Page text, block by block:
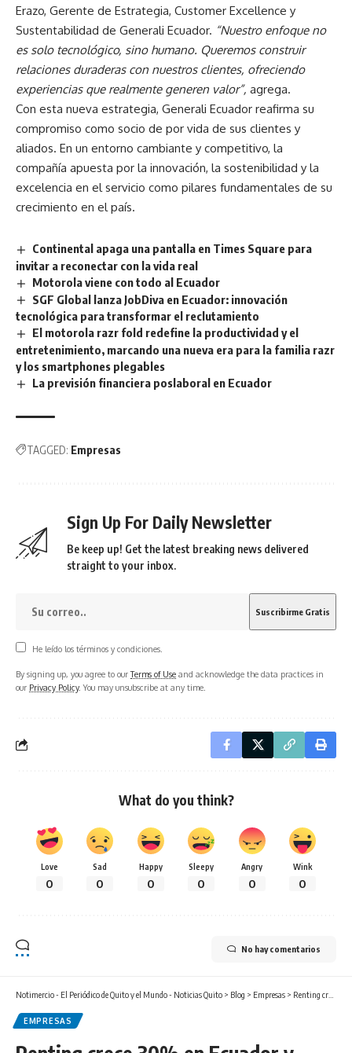
Erazo, Gerente de Estrategia, Customer Excellence y
Sustentabilidad de Generali Ecuador. “Nuestro enfoque no
es solo tecnológico, sino humano. Queremos construir
relaciones duraderas con nuestros clientes, ofreciendo
experiencias que realmente generen valor”, agrega.
Con esta nueva estrategia, Generali Ecuador reafirma su
compromiso como socio de por vida de sus clientes y
aliados. En un entorno cambiante y competitivo, la
compañía apuesta por la innovación, la sostenibilidad y la
excelencia en el servicio como pilares fundamentales de su
crecimiento en el país.
Continental apaga una pantalla en Times Square para
invitar a reconectar con la vida real
Motorola viene con todo al Ecuador
SGF Global lanza JobDiva en Ecuador: innovación
tecnológica para transformar el reclutamiento
El motorola razr fold redefine la productividad y el
entretenimiento, marcando una nueva era para la familia razr
y los smartphones plegables
La previsión financiera poslaboral en Ecuador
TAGGED: Empresas
Sign Up For Daily Newsletter
Be keep up! Get the latest breaking news delivered
straight to your inbox.
He leído los términos y condiciones.
By signing up, you agree to ourTerms of Use and acknowledge the data practices in
our Privacy Policy. You may unsubscribe at any time.
What do you think?
Love
0
Sad
0
Happy
0
Sleepy
0
Angry
0
Wink
0
No hay comentarios
Notimercio - El Periódico de Quito y el Mundo - Noticias Quito > Blog > Empresas > Renting crece 30% en Ecuador y dinamiza el acceso a activos estratégicos para empresas
EMPRESAS